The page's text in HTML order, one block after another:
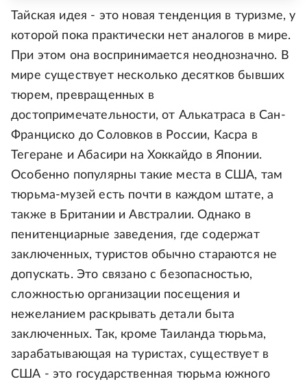
Тайская идея - это новая тенденция в туризме, у
которой пока практически нет аналогов в мире.
При этом она воспринимается неоднозначно. В
мире существует несколько десятков бывших
тюрем, превращенных в
достопримечательности, от Алькатраса в Сан-
Франциско до Соловков в России, Касра в
Тегеране и Абасири на Хоккайдо в Японии.
Особенно популярны такие места в США, там
тюрьма-музей есть почти в каждом штате, а
также в Британии и Австралии. Однако в
пенитенциарные заведения, где содержат
заключенных, туристов обычно стараются не
допускать. Это связано с безопасностью,
сложностью организации посещения и
нежеланием раскрывать детали быта
заключенных. Так, кроме Таиланда тюрьма,
зарабатывающая на туристах, существует в
США - это государственная тюрьма южного